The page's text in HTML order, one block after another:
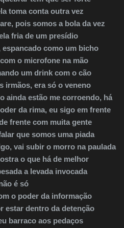
toma conta outra vez
pois somos a bola da vez
fria de um presídio
espancado como um bicho
o microfone na mão
um drink com o cão
irmãos, era só o veneno
ainda estão me corroendo, há
da rima, eu sigo em frente
frente com muita gente
que somos uma piada
vai subir o morro na paulada
o que há de melhor
a levada invocada
é só
o poder da informação
estar dentro da detenção
barraco aos pedaços